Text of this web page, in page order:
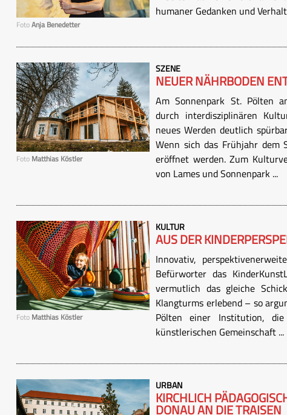
FotoAnja Benedetter
humaner Gedanken und
Foto Matthias Köstler
SZENE
NEUER NÄHRBODEN
Am Sonnenpark St. Pölten
durch interdisziplinären
neues Werden deutlich
Wenn sich das Frühjahr dem
eröffnet werden. Zum
von Lames und Sonnenpark ...
Foto Matthias Köstler
KULTUR
AUS DER
Innovativ,
Befürworter das
vermutlich das gleiche
Klangturms erlebend – so
Pölten einer Institution,
künstlerischen Gemeinschaft ...
URBAN
KIRCHLICH
DONAU AN DIE TRAISEN